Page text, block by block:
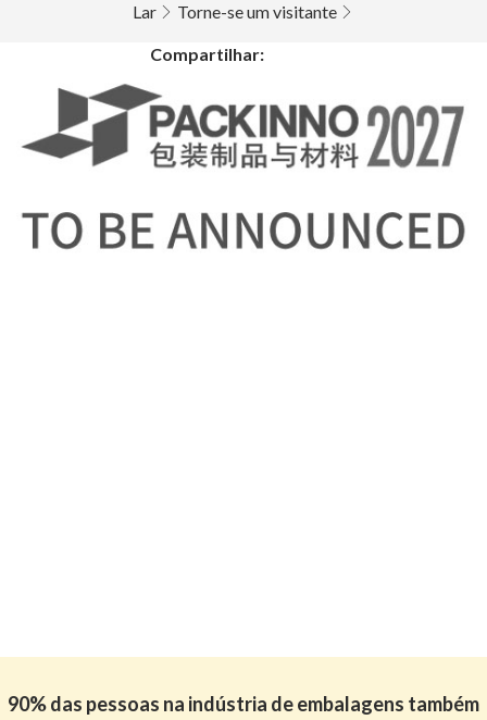
Lar Torne-se um visitante
Compartilhar:
90% das pessoas na indústria de embalagens também